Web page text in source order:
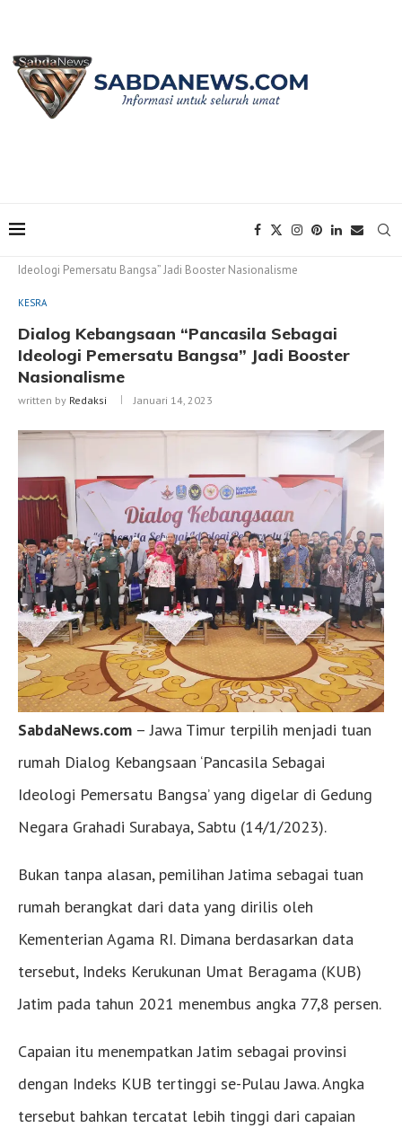
Ideologi Pemersatu Bangsa” Jadi Booster Nasionalisme
KESRA
Dialog Kebangsaan “Pancasila Sebagai
Ideologi Pemersatu Bangsa” Jadi Booster
Nasionalisme
written by Redaksi Januari 14, 2023
SabdaNews.com – Jawa Timur terpilih menjadi tuan
rumah Dialog Kebangsaan ‘Pancasila Sebagai
Ideologi Pemersatu Bangsa’ yang digelar di Gedung
Negara Grahadi Surabaya, Sabtu (14/1/2023).
Bukan tanpa alasan, pemilihan Jatima sebagai tuan
rumah berangkat dari data yang dirilis oleh
Kementerian Agama RI. Dimana berdasarkan data
tersebut, Indeks Kerukunan Umat Beragama (KUB)
Jatim pada tahun 2021 menembus angka 77,8 persen.
Capaian itu menempatkan Jatim sebagai provinsi
dengan Indeks KUB tertinggi se-Pulau Jawa. Angka
tersebut bahkan tercatat lebih tinggi dari capaian